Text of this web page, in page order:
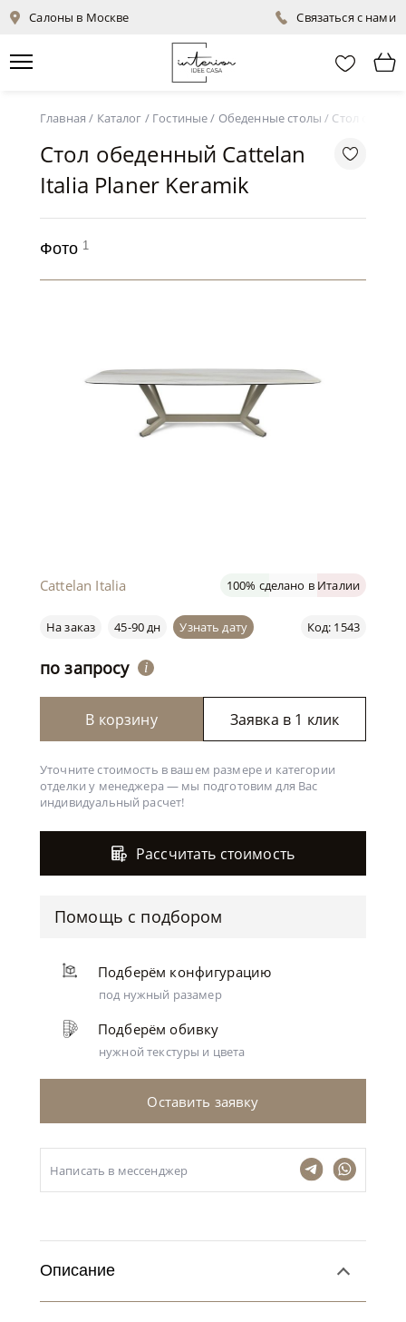
Салоны в Москве Связаться с нами
Главная / Каталог / Гостиные/ Обеденные столы / Стол
Стол обеденный Cattelan
Italia Planer Keramik
Фото 1
Cattelan Italia 100% сделано в Италии
Код: 1543
На заказ 45-90 дн Узнать дату
по запросу i
В корзину Заявка в 1 клик
Уточните стоимость в вашем размере и категории
отделки у менеджера — мы подготовим для Вас
индивидуальный расчет!
Рассчитать стоимость
Помощь с подбором
Подберём конфигурацию
под нужный разамер
Подберём обивку
нужной текстуры и цвета
Оставить заявку
Написать в мессенджер
Описание